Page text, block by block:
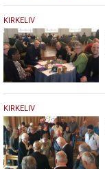
23.
april
2018
KIRKELIV
13.
marts
2017
KIRKELIV